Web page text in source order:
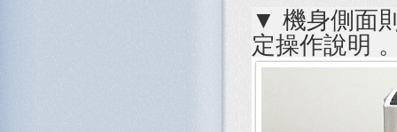
▼ 機身側面
定操作說明